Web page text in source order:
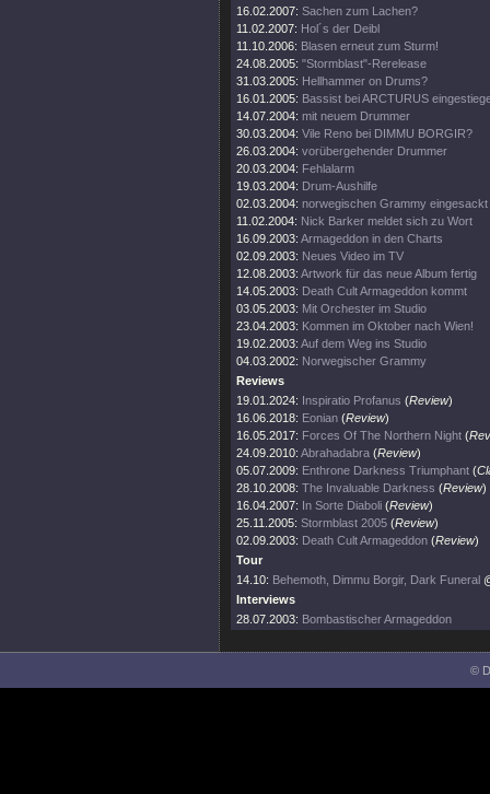
16.02.2007: Sachen zum Lachen?
11.02.2007: Hol´s der Deibl
11.10.2006: Blasen erneut zum Sturm!
24.08.2005: "Stormblast"-Rerelease
31.03.2005: Hellhammer on Drums?
16.01.2005: Bassist bei ARCTURUS
14.07.2004: mit neuem Drummer
30.03.2004: Vile Reno bei DIMMU BORGIR?
26.03.2004: vorübergehender Drummer
20.03.2004: Fehlalarm
19.03.2004: Drum-Aushilfe
02.03.2004: norwegischen Grammy eingesackt
11.02.2004: Nick Barker meldet sich zu Wort
16.09.2003: Armageddon in den Charts
02.09.2003: Neues Video im TV
12.08.2003: Artwork für das neue Album fertig
14.05.2003: Death Cult Armageddon kommt
03.05.2003: Mit Orchester im Studio
23.04.2003: Kommen im Oktober nach Wien!
19.02.2003: Auf dem Weg ins Studio
04.03.2002: Norwegischer Grammy
Reviews
19.01.2024: Inspiratio Profanus (Review)
16.06.2018: Eonian (Review)
16.05.2017: Forces Of The Northern Night (
24.09.2010: Abrahadabra (Review)
05.07.2009: Enthrone Darkness Triumphant (
28.10.2008: The Invaluable Darkness (Review)
16.04.2007: In Sorte Diaboli (Review)
25.11.2005: Stormblast 2005 (Review)
02.09.2003: Death Cult Armageddon (Review)
Tour
14.10: Behemoth, Dimmu Borgir, Dark Funeral
Interviews
28.07.2003: Bombastischer Armageddon
©